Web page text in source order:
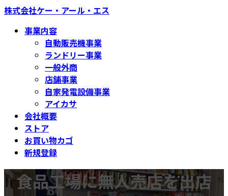
コ
ナ
株式会社ケー・アール・エス
事業内容
自動販売機事業
ランドリー事業
一般外商
店舗事業
自家発電設備事業
アイカサ
会社概要
ストア
お買い物カゴ
新規登録
食品工場に無人売店を出店